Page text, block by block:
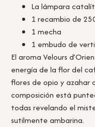
La lámpara
1 recambio de
1 mecha
1 embudo de
El aroma Velours
energía de la flor del
flores de opio y azahar
composición está
todas revelando el
sutilmente ambarina.